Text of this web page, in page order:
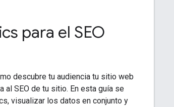
para el SEO
descubre tu audiencia tu sitio web
al SEO de tu sitio. En esta guía se
visualizar los datos en conjunto y